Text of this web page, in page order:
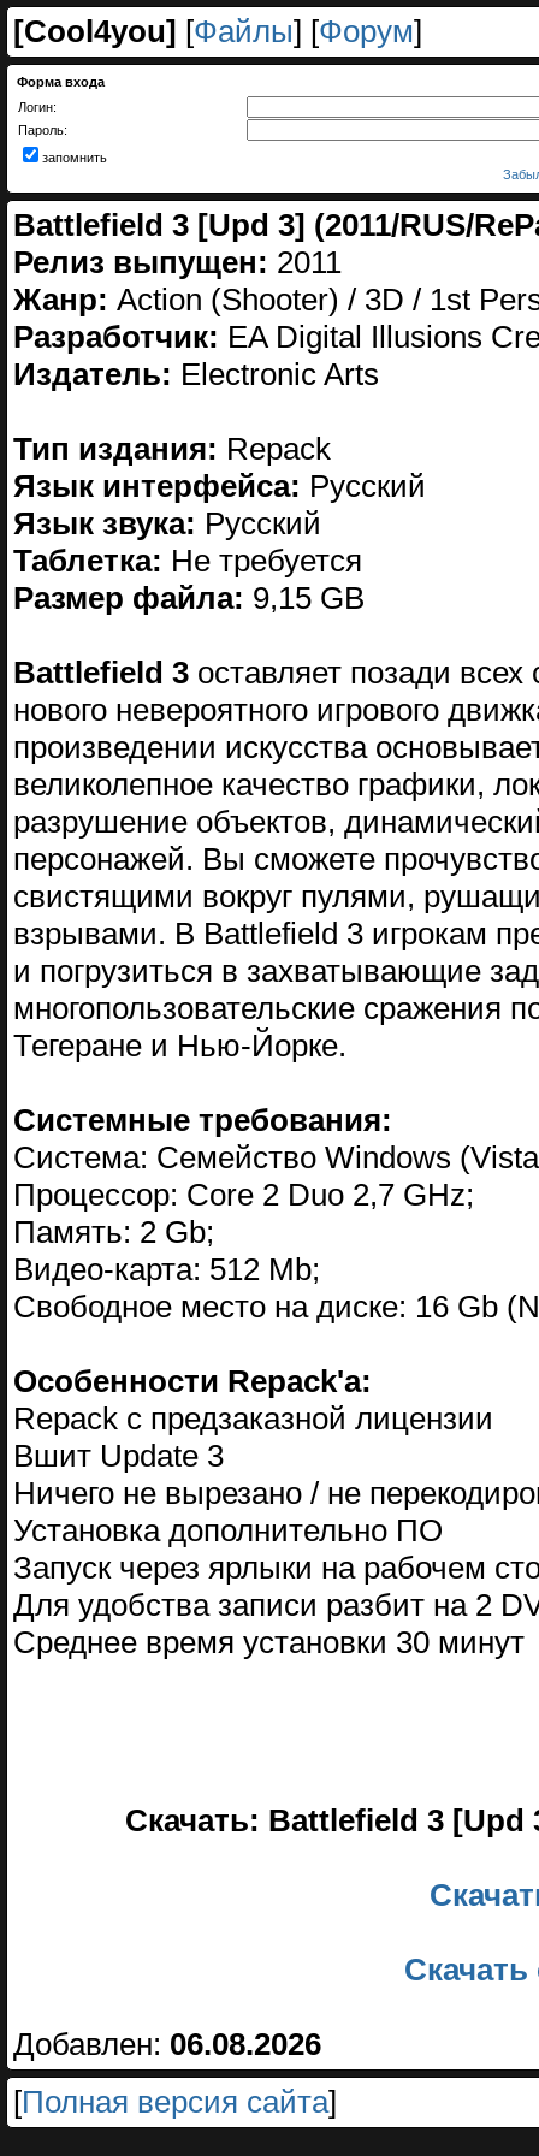
[Cool4you] [Файлы] [Форум]
Форма входа
Логин:
Пароль:
запомнить
Battlefield 3 [Upd 3] (2011/RUS/
Релиз выпущен: 2011
Жанр: Action (Shooter) / 3D / 1st
Разработчик: EA Digital Illusions
Издатель: Electronic Arts
Тип издания: Repack
Язык интерфейса: Русский
Язык звука: Русский
Таблетка: Не требуется
Размер файла: 9,15 GB
Battlefield 3 оставляет позади
нового невероятного игрового
произведении искусства
великолепное качество графики,
разрушение объектов,
персонажей. Вы сможете
свистящими вокруг пулями,
взрывами. В Battlefield 3 игрокам
и погрузиться в захватывающие
многопользовательские сражения
Тегеране и Нью-Йорке.
Системные требования:
Система: Семейство Windows
Процессор: Core 2 Duo 2,7 GHz;
Память: 2 Gb;
Видео-карта: 512 Mb;
Свободное место на диске: 16 Gb
Особенности Repack'a:
Repack с предзаказной лицензии
Вшит Update 3
Ничего не вырезано / не
Установка дополнительно ПО
Запуск через ярлыки на рабочем
Для удобства записи разбит на 2
Среднее время установки 30 минут
Скачать: Battlefield 3 [Upd
Добавлен: 06.08.2026
[Полная версия сайта]